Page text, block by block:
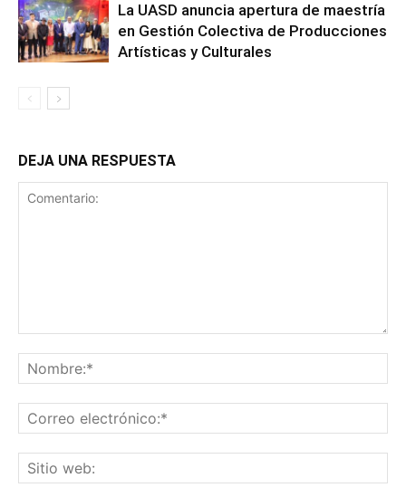
La UASD anuncia apertura de maestría
en Gestión Colectiva de Producciones
Artísticas y Culturales
DEJA UNA RESPUESTA